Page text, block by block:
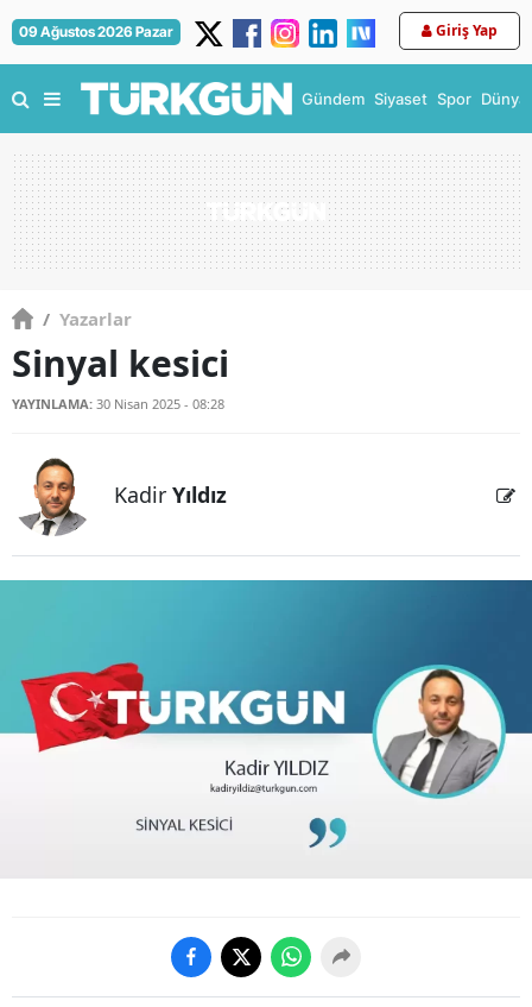
09 Ağustos 2026 Pazar Giriş Yap
Gündem Siyaset Spor Dünya
/ Yazarlar
Sinyal kesici
YAYINLAMA: 30 Nisan 2025 - 08:28
Kadir Yıldız